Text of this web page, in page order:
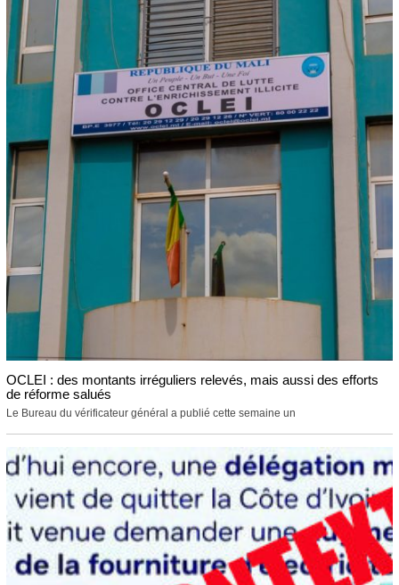
OCLEI : des montants irréguliers relevés, mais aussi des efforts
de réforme salués
Le Bureau du vérificateur général a publié cette semaine un